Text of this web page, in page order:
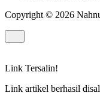
Copyright © 2026
Link Tersalin!
Link artikel berhasil